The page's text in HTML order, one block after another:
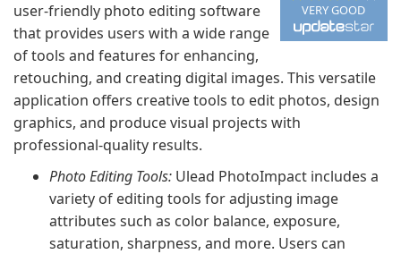
VERY GOOD
user-friendly photo editing software
that provides users with a wide range
of tools and features for enhancing,
retouching, and creating digital images. This versatile
application offers creative tools to edit photos, design
graphics, and produce visual projects with
professional-quality results.
Photo Editing Tools: Ulead PhotoImpact includes a
variety of editing tools for adjusting image
attributes such as color balance, exposure,
saturation, sharpness, and more. Users can